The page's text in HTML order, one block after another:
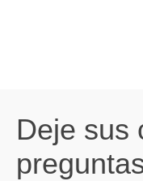
Deje sus